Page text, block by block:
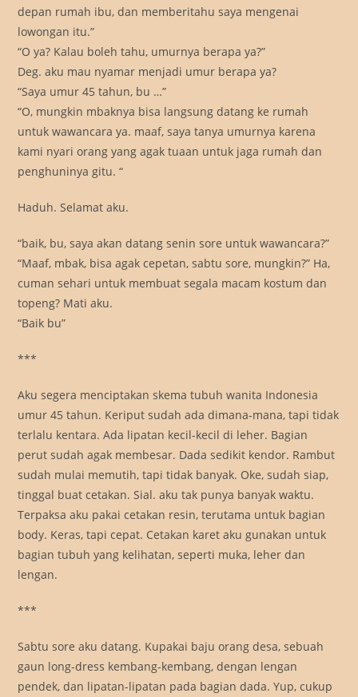
depan rumah ibu, dan memberitahu saya mengenai
lowongan itu.”
“O ya? Kalau boleh tahu, umurnya berapa ya?”
Deg. aku mau nyamar menjadi umur berapa ya?
“Saya umur 45 tahun, bu …”
“O, mungkin mbaknya bisa langsung datang ke rumah
untuk wawancara ya. maaf, saya tanya umurnya karena
kami nyari orang yang agak tuaan untuk jaga rumah dan
penghuninya gitu. “
Haduh. Selamat aku.
“baik, bu, saya akan datang senin sore untuk wawancara?”
“Maaf, mbak, bisa agak cepetan, sabtu sore, mungkin?” Ha,
cuman sehari untuk membuat segala macam kostum dan
topeng? Mati aku.
“Baik bu”
***
Aku segera menciptakan skema tubuh wanita Indonesia
umur 45 tahun. Keriput sudah ada dimana-mana, tapi tidak
terlalu kentara. Ada lipatan kecil-kecil di leher. Bagian
perut sudah agak membesar. Dada sedikit kendor. Rambut
sudah mulai memutih, tapi tidak banyak. Oke, sudah siap,
tinggal buat cetakan. Sial. aku tak punya banyak waktu.
Terpaksa aku pakai cetakan resin, terutama untuk bagian
body. Keras, tapi cepat. Cetakan karet aku gunakan untuk
bagian tubuh yang kelihatan, seperti muka, leher dan
lengan.
***
Sabtu sore aku datang. Kupakai baju orang desa, sebuah
gaun long-dress kembang-kembang, dengan lengan
pendek, dan lipatan-lipatan pada bagian dada. Yup, cukup